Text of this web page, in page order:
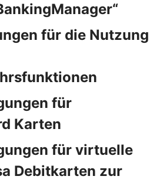
für die Nutzung
für
Karten
für virtuelle
Debitkarten zur